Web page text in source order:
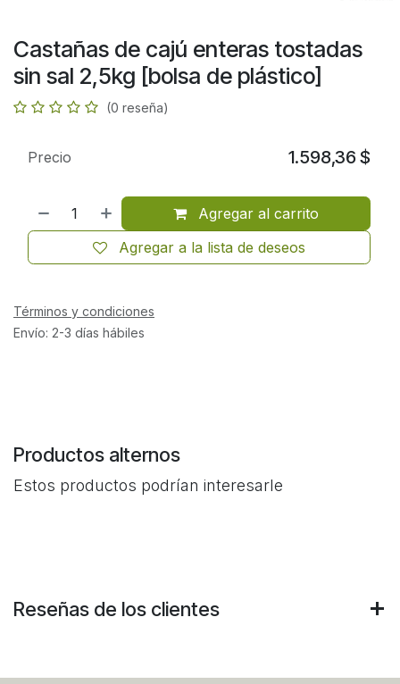
Castañas de cajú enteras tostadas
sin sal 2,5kg [bolsa de plástico]
(0 reseña)
Agregar al carrito
Agregar a la lista de deseos
Precio 1.598,36 $
Términos y condiciones
Envío: 2-3 días hábiles
Productos alternos
Estos productos podrían interesarle
Reseñas de los clientes